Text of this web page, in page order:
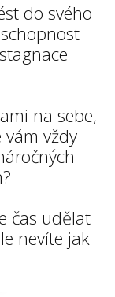
do svého
na sebe,
vždy
čas udělat
nevíte jak